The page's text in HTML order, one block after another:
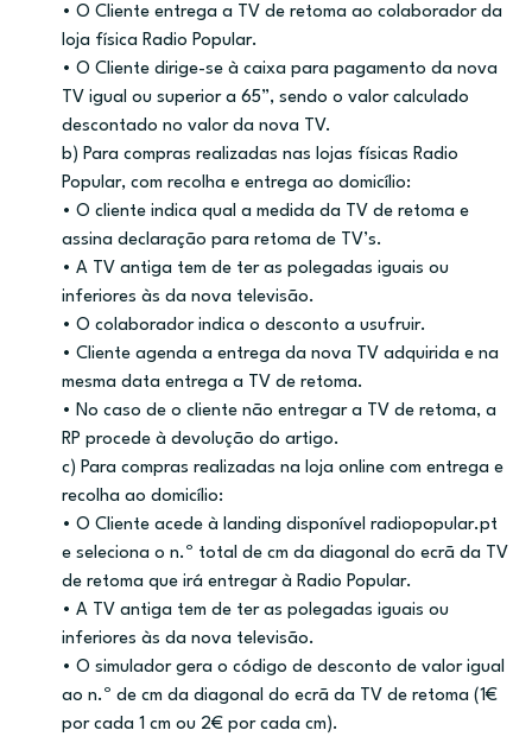
• O Cliente entrega a TV de retoma ao colaborador da
loja física Radio Popular.
• O Cliente dirige-se à caixa para pagamento da nova
TV igual ou superior a 65”, sendo o valor calculado
descontado no valor da nova TV.
b) Para compras realizadas nas lojas físicas Radio
Popular, com recolha e entrega ao domicílio:
• O cliente indica qual a medida da TV de retoma e
assina declaração para retoma de TV’s.
• A TV antiga tem de ter as polegadas iguais ou
inferiores às da nova televisão.
• O colaborador indica o desconto a usufruir.
• Cliente agenda a entrega da nova TV adquirida e na
mesma data entrega a TV de retoma.
• No caso de o cliente não entregar a TV de retoma, a
RP procede à devolução do artigo.
c) Para compras realizadas na loja online com entrega e
recolha ao domicílio:
• O Cliente acede à landing disponível radiopopular.pt
e seleciona o n.º total de cm da diagonal do ecrã da TV
de retoma que irá entregar à Radio Popular.
• A TV antiga tem de ter as polegadas iguais ou
inferiores às da nova televisão.
• O simulador gera o código de desconto de valor igual
ao n.º de cm da diagonal do ecrã da TV de retoma (1€
por cada 1 cm ou 2€ por cada cm).